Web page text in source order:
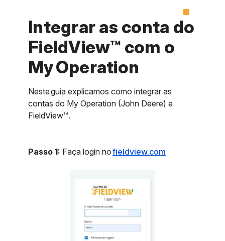
Integrar as conta do
FieldView™ com o
My Operation
Neste guia explicamos como integrar as
contas do My Operation (John Deere) e
FieldView™.
Passo 1: Faça login nofieldview.com